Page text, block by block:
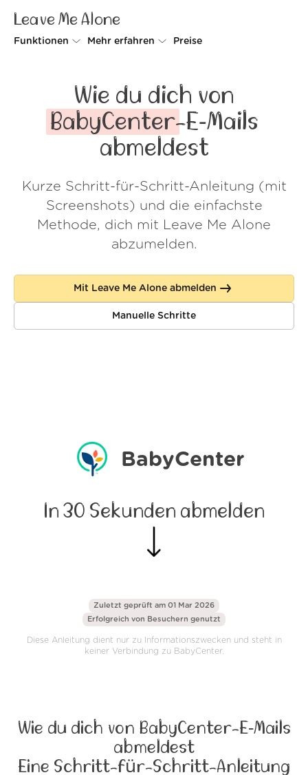
Leave Me Alone
Funktionen
Rollups
Screener
Do-not-disturb
Mehr erfahren
So geht's
Sicherheit
Über uns
Login
Preise
Wie du dich von
BabyCenter-E‑Mails
abmeldest
Kurze Schritt-für-Schritt-Anleitung (mit
Screenshots) und die einfachste
Methode, dich mit Leave Me Alone
abzumelden.
Mit Leave Me Alone abmelden
Manuelle Schritte
BabyCenter
In 30 Sekunden abmelden
Zuletzt geprüft am 01 Mar 2026
Erfolgreich von Besuchern genutzt
Diese Anleitung dient nur zu Informationszwecken und steht in
keiner Verbindung zu BabyCenter.
Wie du dich von BabyCenter-E‑Mails
abmeldest
Eine Schritt-für-Schritt-Anleitung